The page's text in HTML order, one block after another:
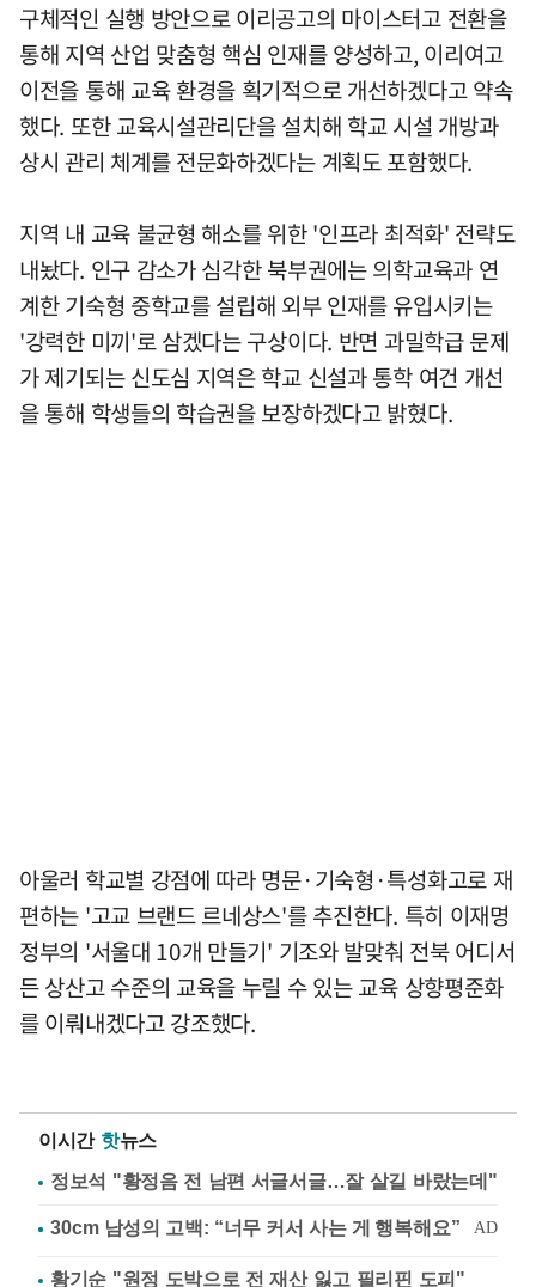
구체적인 실행 방안으로 이리공고의 마이스터고 전환을
통해 지역 산업 맞춤형 핵심 인재를 양성하고, 이리여고
이전을 통해 교육 환경을 획기적으로 개선하겠다고 약속
했다. 또한 교육시설관리단을 설치해 학교 시설 개방과
상시 관리 체계를 전문화하겠다는 계획도 포함했다.
지역 내 교육 불균형 해소를 위한 '인프라 최적화' 전략도
내놨다. 인구 감소가 심각한 북부권에는 의학교육과 연
계한 기숙형 중학교를 설립해 외부 인재를 유입시키는
'강력한 미끼'로 삼겠다는 구상이다. 반면 과밀학급 문제
가 제기되는 신도심 지역은 학교 신설과 통학 여건 개선
을 통해 학생들의 학습권을 보장하겠다고 밝혔다.
아울러 학교별 강점에 따라 명문·기숙형·특성화고로 재
편하는 '고교 브랜드 르네상스'를 추진한다. 특히 이재명
정부의 '서울대 10개 만들기' 기조와 발맞춰 전북 어디서
든 상산고 수준의 교육을 누릴 수 있는 교육 상향평준화
를 이뤄내겠다고 강조했다.
이시간 핫뉴스
정보석 "황정음 전 남편 서글서글…잘 살길 바랐는데"
황기순 "원정 도박으로 전 재산 잃고 필리핀 도피"